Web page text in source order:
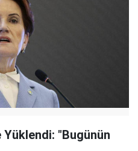
Yüklendi: "Bugünün